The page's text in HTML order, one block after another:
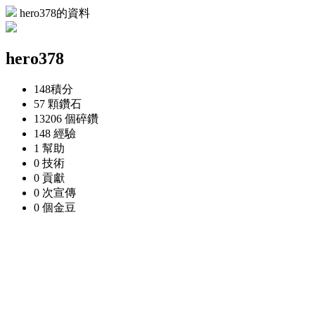
hero378的資料
hero378
148積分
57 顆鑽石
13206 個碎鑽
148 經驗
1 幫助
0 技術
0 貢獻
0 次宣傳
0 個金豆